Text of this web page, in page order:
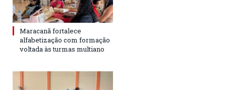
Maracanã fortalece
alfabetização com formação
voltada às turmas multiano